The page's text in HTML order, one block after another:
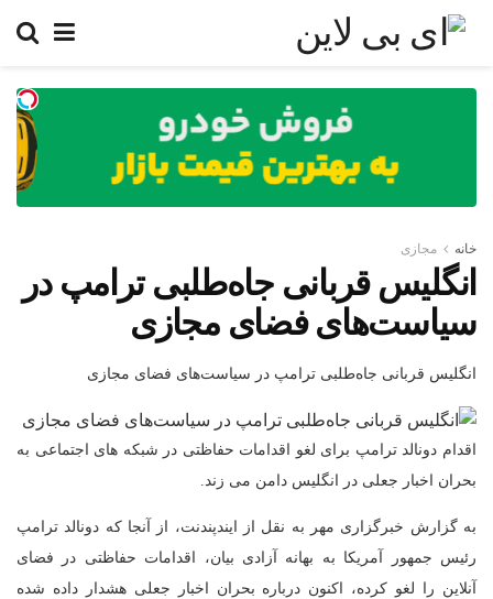
خانه مجازی
انگلیس قربانی جاه‌طلبی ترامپ در
سیاست‌های فضای مجازی
انگلیس قربانی جاه‌طلبی ترامپ در سیاست‌های فضای مجازی
اقدام دونالد ترامپ برای لغو اقدامات حفاظتی در شبکه های اجتماعی به
بحران اخبار جعلی در انگلیس دامن می زند.
به گزارش خبرگزاری مهر به نقل از ایندپندنت، از آنجا که دونالد ترامپ
رئیس جمهور آمریکا به بهانه آزادی بیان، اقدامات حفاظتی در فضای
آنلاین را لغو کرده، اکنون درباره بحران اخبار جعلی هشدار داده شده